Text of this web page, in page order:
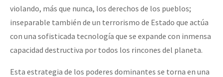
Medios Libres
Eventos
Contacto
violando, más que nunca, los derechos de los pueblos;
inseparable también de un terrorismo de Estado que actúa
con una sofisticada tecnología que se expande con inmensa
capacidad destructiva por todos los rincones del planeta.
Esta estrategia de los poderes dominantes se torna en una